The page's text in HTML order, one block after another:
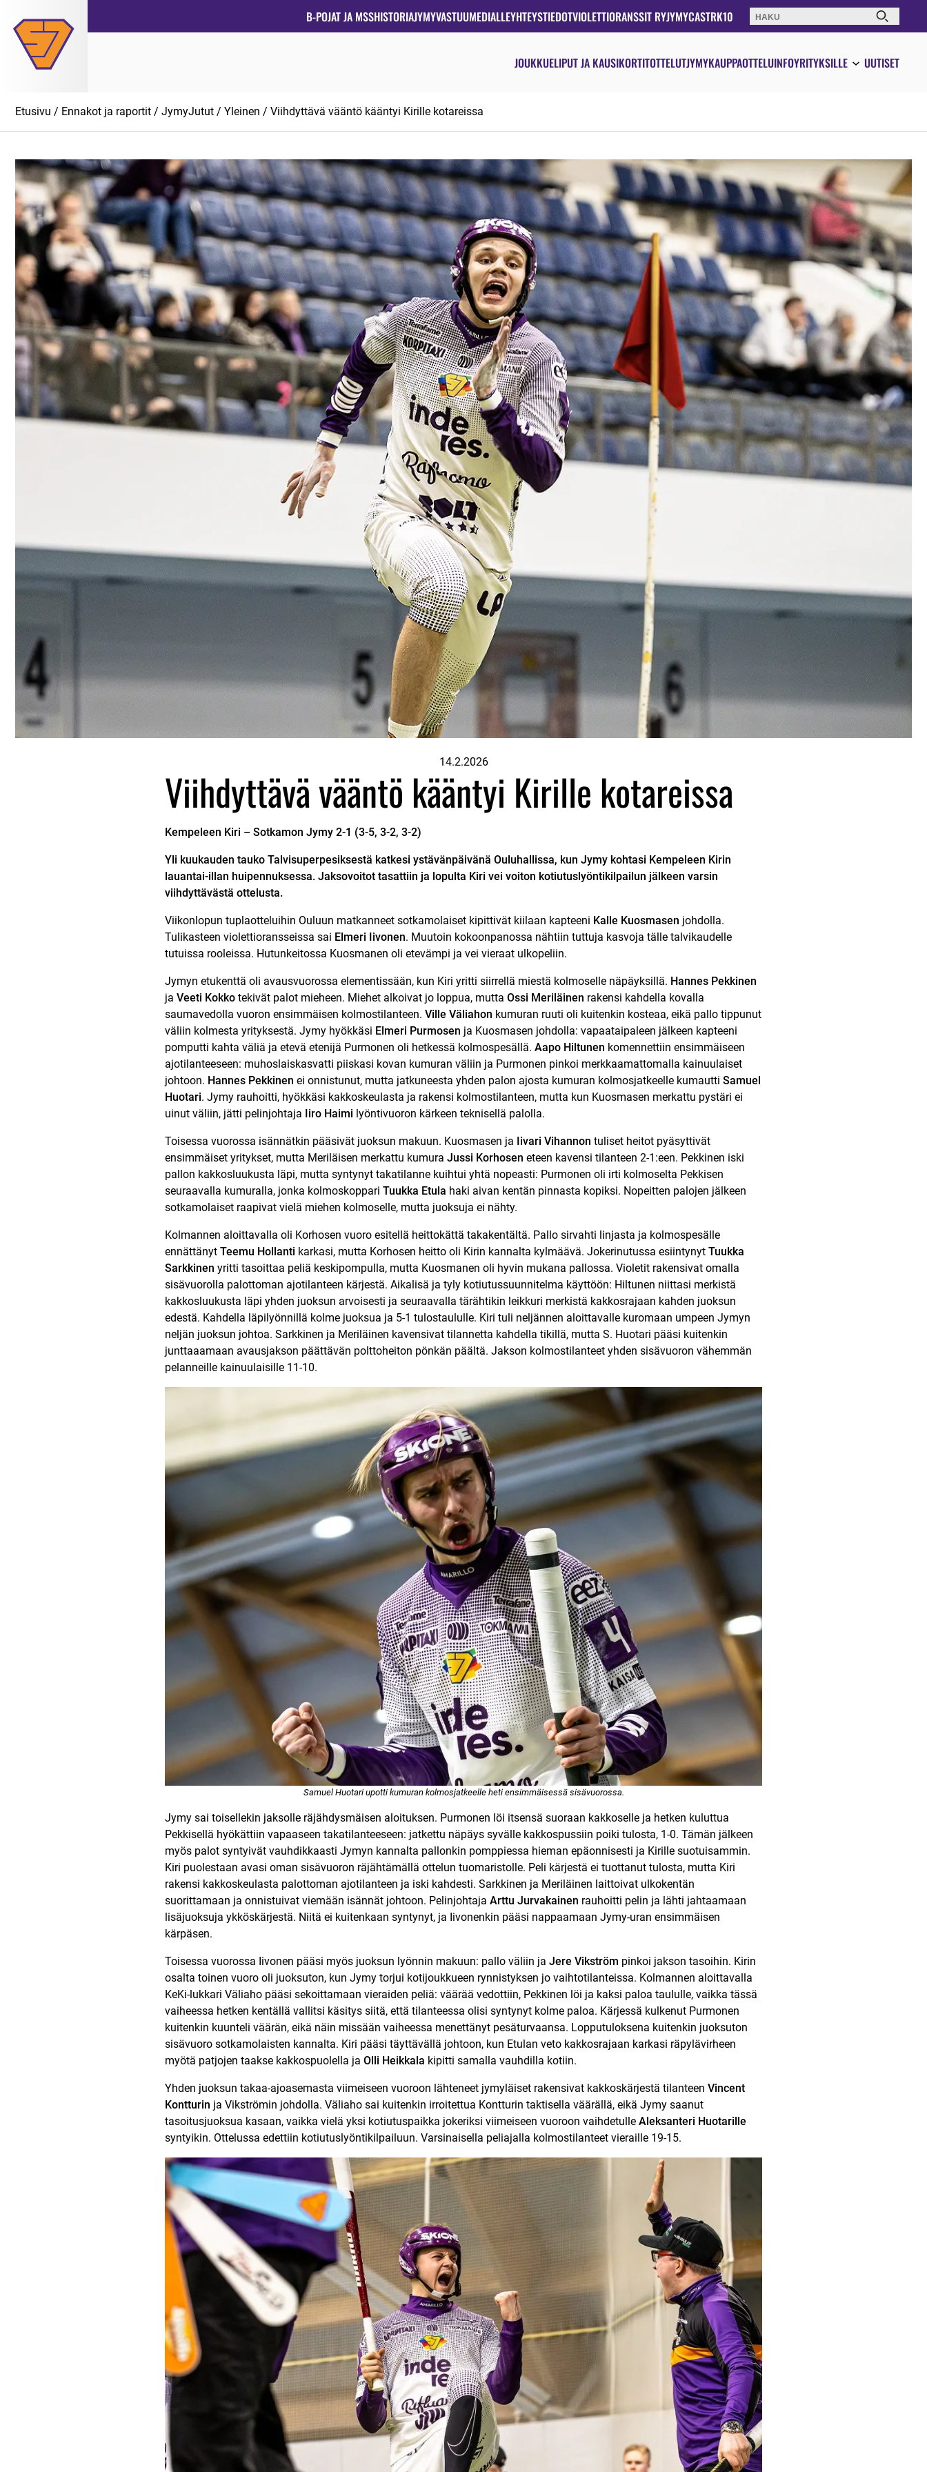
suoraan
sisältöön
B-POJAT JA MSSHISTORIAJYMYVASTUUMEDIALLEYHTEYSTIEDOTVIOLETTIORANSSIT RYJYMYCASTRK10 Haku:
JOUKKUELIPUT JA KAUSIKORTITOTTELUTJYMYKAUPPAOTTELUINFOYRITYKSILLE UUTISET
Etusivu / Ennakot ja raportit / JymyJutut / Yleinen / Viihdyttävä vääntö kääntyi Kirille kotareissa
14.2.2026
Viihdyttävä vääntö kääntyi Kirille kotareissa
Kempeleen Kiri – Sotkamon Jymy2-1 (3-5, 3-2, 3-2)
Yli kuukauden tauko Talvisuperpesiksestä katkesi ystävänpäivänä Ouluhallissa, kun Jymy kohtasi Kempeleen Kirin
lauantai-illan huipennuksessa. Jaksovoitot tasattiin ja lopulta Kiri vei voiton kotiutuslyöntikilpailun jälkeen varsin
viihdyttävästä ottelusta.
Viikonlopun tuplaotteluihin Ouluun matkanneet sotkamolaiset kipittivät kiilaan kapteeni Kalle Kuosmasen johdolla.
Tulikasteen violettioransseissa sai Elmeri Iivonen. Muutoin kokoonpanossa nähtiin tuttuja kasvoja tälle talvikaudelle
tutuissa rooleissa. Hutunkeitossa Kuosmanen oli etevämpi ja vei vieraat ulkopeliin.
Jymyn etukenttä oli avausvuorossa elementissään, kun Kiri yritti siirrellä miestä kolmoselle näpäyksillä. Hannes Pekkinen
ja Veeti Kokkotekivät palot mieheen. Miehet alkoivat jo loppua, mutta Ossi Meriläinen rakensi kahdella kovalla
saumavedolla vuoron ensimmäisen kolmostilanteen. Ville Väliahon kumuran ruuti oli kuitenkin kosteaa, eikä pallo tippunut
väliin kolmesta yrityksestä. Jymy hyökkäsi Elmeri Purmosen ja Kuosmasen johdolla: vapaataipaleen jälkeen kapteeni
pomputti kahta väliä ja etevä etenijä Purmonen oli hetkessä kolmospesällä. Aapo Hiltunen komennettiin ensimmäiseen
ajotilanteeseen: muhoslaiskasvatti piiskasi kovan kumuran väliin ja Purmonen pinkoi merkkaamattomalla kainuulaiset
johtoon. Hannes Pekkinen ei onnistunut, mutta jatkuneesta yhden palon ajosta kumuran kolmosjatkeelle kumautti Samuel
Huotari. Jymy rauhoitti, hyökkäsi kakkoskeulasta ja rakensi kolmostilanteen, mutta kun Kuosmasen merkattu pystäri ei
uinut väliin, jätti pelinjohtaja Iiro Haimi lyöntivuoron kärkeen teknisellä palolla.
Toisessa vuorossa isännätkin pääsivät juoksun makuun. Kuosmasen ja Iivari Vihannon tuliset heitot pyäsyttivät
ensimmäiset yritykset, mutta Meriläisen merkattu kumura Jussi Korhosen eteen kavensi tilanteen 2-1:een. Pekkinen iski
pallon kakkosluukusta läpi, mutta syntynyt takatilanne kuihtui yhtä nopeasti: Purmonen oli irti kolmoselta Pekkisen
seuraavalla kumuralla, jonka kolmoskoppari Tuukka Etula haki aivan kentän pinnasta kopiksi. Nopeitten palojen jälkeen
sotkamolaiset raapivat vielä miehen kolmoselle, mutta juoksuja ei nähty.
Kolmannen aloittavalla oli Korhosen vuoro esitellä heittokättä takakentältä. Pallo sirvahti linjasta ja kolmospesälle
ennättänyt Teemu Hollanti karkasi, mutta Korhosen heitto oli Kirin kannalta kylmäävä. Jokerinutussa esiintynyt Tuukka
Sarkkinen yritti tasoittaa peliä keskipompulla, mutta Kuosmanen oli hyvin mukana pallossa. Violetit rakensivat omalla
sisävuorolla palottoman ajotilanteen kärjestä. Aikalisä ja tyly kotiutussuunnitelma käyttöön: Hiltunen niittasi merkistä
kakkosluukusta läpi yhden juoksun arvoisesti ja seuraavalla tärähtikin leikkuri merkistä kakkosrajaan kahden juoksun
edestä. Kahdella läpilyönnillä kolme juoksua ja 5-1 tulostaululle. Kiri tuli neljännen aloittavalle kuromaan umpeen Jymyn
neljän juoksun johtoa. Sarkkinen ja Meriläinen kavensivat tilannetta kahdella tikillä, mutta S. Huotari pääsi kuitenkin
junttaaamaan avausjakson päättävän polttoheiton pönkän päältä. Jakson kolmostilanteet yhden sisävuoron vähemmän
pelanneille kainuulaisille 11-10.
Samuel Huotari upotti kumuran kolmosjatkeelle heti ensimmäisessä sisävuorossa.
Jymy sai toisellekin jaksolle räjähdysmäisen aloituksen. Purmonen löi itsensä suoraan kakkoselle ja hetken kuluttua
Pekkisellä hyökättiin vapaaseen takatilanteeseen: jatkettu näpäys syvälle kakkospussiin poiki tulosta, 1-0. Tämän jälkeen
myös palot syntyivät vauhdikkaasti Jymyn kannalta pallonkin pomppiessa hieman epäonnisesti ja Kirille suotuisammin.
Kiri puolestaan avasi oman sisävuoron räjähtämällä ottelun tuomaristolle. Peli kärjestä ei tuottanut tulosta, mutta Kiri
rakensi kakkoskeulasta palottoman ajotilanteen ja iski kahdesti. Sarkkinen ja Meriläinen laittoivat ulkokentän
suorittamaan ja onnistuivat viemään isännät johtoon. Pelinjohtaja Arttu Jurvakainen rauhoitti pelin ja lähti jahtaamaan
lisäjuoksuja ykköskärjestä. Niitä ei kuitenkaan syntynyt, ja Iivonenkin pääsi nappaamaan Jymy-uran ensimmäisen
kärpäsen.
Toisessa vuorossa Iivonen pääsi myös juoksun lyönnin makuun: pallo väliin ja Jere Vikström pinkoi jakson tasoihin. Kirin
osalta toinen vuoro oli juoksuton, kun Jymy torjui kotijoukkueen rynnistyksen jo vaihtotilanteissa. Kolmannen aloittavalla
KeKi-lukkari Väliaho pääsi sekoittamaan vieraiden peliä: väärää vedottiin, Pekkinen löi ja kaksi paloa taululle, vaikka tässä
vaiheessa hetken kentällä vallitsi käsitys siitä, että tilanteessa olisi syntynyt kolme paloa. Kärjessä kulkenut Purmonen
kuitenkin kuunteli väärän, eikä näin missään vaiheessa menettänyt pesäturvaansa. Lopputuloksena kuitenkin juoksuton
sisävuoro sotkamolaisten kannalta. Kiri pääsi täyttävällä johtoon, kun Etulan veto kakkosrajaan karkasi räpylävirheen
myötä patjojen taakse kakkospuolella ja Olli Heikkala kipitti samalla vauhdilla kotiin.
Yhden juoksun takaa-ajoasemasta viimeiseen vuoroon lähteneet jymyläiset rakensivat kakkoskärjestä tilanteen Vincent
Kontturin ja Vikströmin johdolla. Väliaho sai kuitenkin irroitettua Kontturin taktisella väärällä, eikä Jymy saanut
tasoitusjuoksua kasaan, vaikka vielä yksi kotiutuspaikka jokeriksi viimeiseen vuoroon vaihdetulle Aleksanteri Huotarille
syntyikin. Ottelussa edettiin kotiutuslyöntikilpailuun. Varsinaisella peliajalla kolmostilanteet vieraille 19-15.